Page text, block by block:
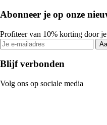
Abonneer je op onze
Profiteer van 10% korting door
Blijf verbonden
Volg ons op sociale media